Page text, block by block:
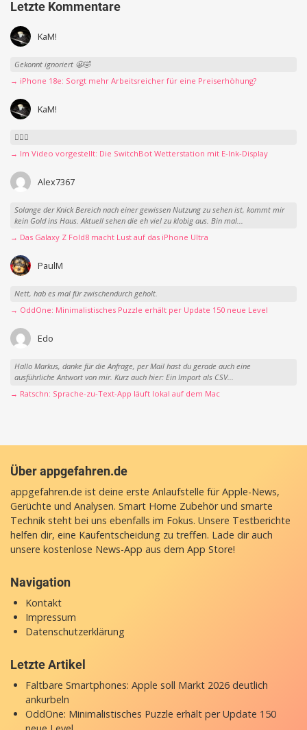
Letzte Kommentare
KaM!
Gekonnt ignoriert 😬🤣
→ iPhone 18e: Sorgt mehr Arbeitsreicher für eine Preiserhöhung?
KaM!
👍🏻🤣
→ Im Video vorgestellt: Die SwitchBot Wetterstation mit E-Ink-Display
Alex7367
Solange der Knick Bereich nach einer gewissen Nutzung zu sehen ist, kommt mir
kein Gold ins Haus. Aktuell sehen die eh viel zu klobig aus. Bin mal...
→ Das Galaxy Z Fold8 macht Lust auf das iPhone Ultra
PaulM
Nett, hab es mal für zwischendurch geholt.
→ OddOne: Minimalistisches Puzzle erhält per Update 150 neue Level
Edo
Hallo Markus, danke für die Anfrage, per Mail hast du gerade auch eine
ausführliche Antwort von mir. Kurz auch hier: Ein Import als CSV...
→ Ratschn: Sprache-zu-Text-App läuft lokal auf dem Mac
Über appgefahren.de
appgefahren.de ist deine erste Anlaufstelle für Apple-News,
Gerüchte und Analysen. Smart Home Zubehör und smarte
Technik steht bei uns ebenfalls im Fokus. Unsere Testberichte
helfen dir, eine Kaufentscheidung zu treffen. Lade dir auch
unsere kostenlose News-App aus dem App Store!
Navigation
Kontakt
Impressum
Datenschutzerklärung
Letzte Artikel
Faltbare Smartphones: Apple soll Markt 2026 deutlich
ankurbeln
OddOne: Minimalistisches Puzzle erhält per Update 150